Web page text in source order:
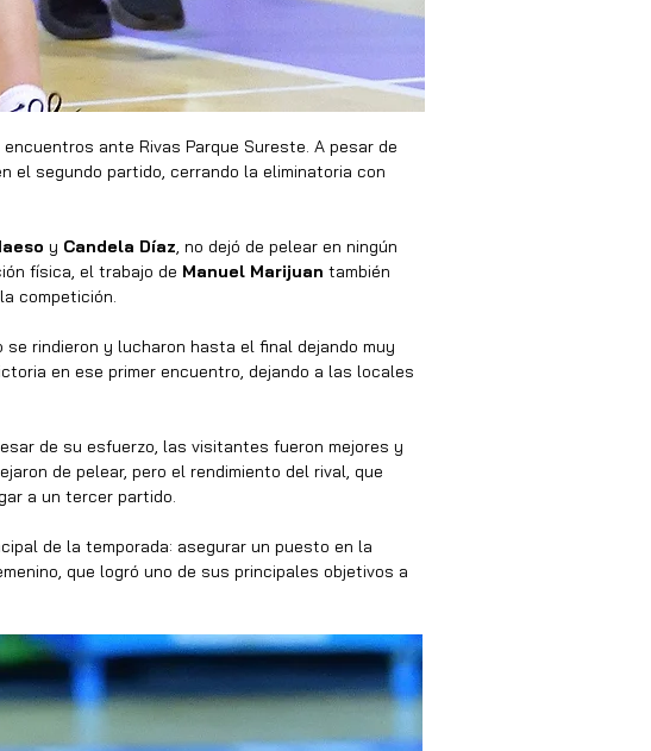
ante Rivas Parque Sureste. A pesar de
el segundo partido, cerrando la eliminatoria con
y Candela Díaz, no dejó de pelear en ningún
física, el trabajo de Manuel Marijuan también
competición.
rindieron y lucharon hasta el final dejando muy
en ese primer encuentro, dejando a las locales
de su esfuerzo, las visitantes fueron mejores y
de pelear, pero el rendimiento del rival, que
a un tercer partido.
de la temporada: asegurar un puesto en la
que logró uno de sus principales objetivos a